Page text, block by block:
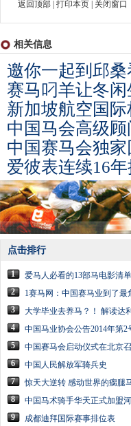
返回顶部 打印本页 关闭窗口
相关信息
邀你一起到邱桑
赛马叼羊让冬闲
新加坡航空国
中国马会高级
中国赛马会独
爱彼表连续16
点击排行
1
爱马人必看的13部马电影清
2
1赛马网：中国赛马业到了最
3
大学毕业去养马？！ 解读达
4
中国马业协会公告2014年第2
5
中国赛马会启动仪式在北京
6
中国人民解放军骑兵史
7
惊天大逆转 感动世界的瘸腿
8
中国马术骑手华天正式加盟
9
成都迪拜国际赛事排位表